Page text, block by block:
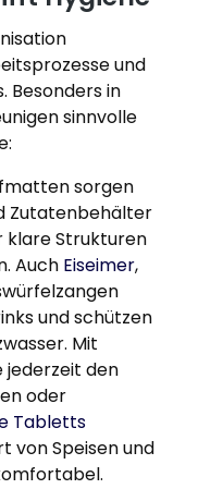
und
Besonders in
sinnvolle
sorgen
Zutatenbehälter
klare Strukturen
Auch Eiseimer,
und schützen
Mit
jederzeit den
oder
Tabletts
von Speisen und